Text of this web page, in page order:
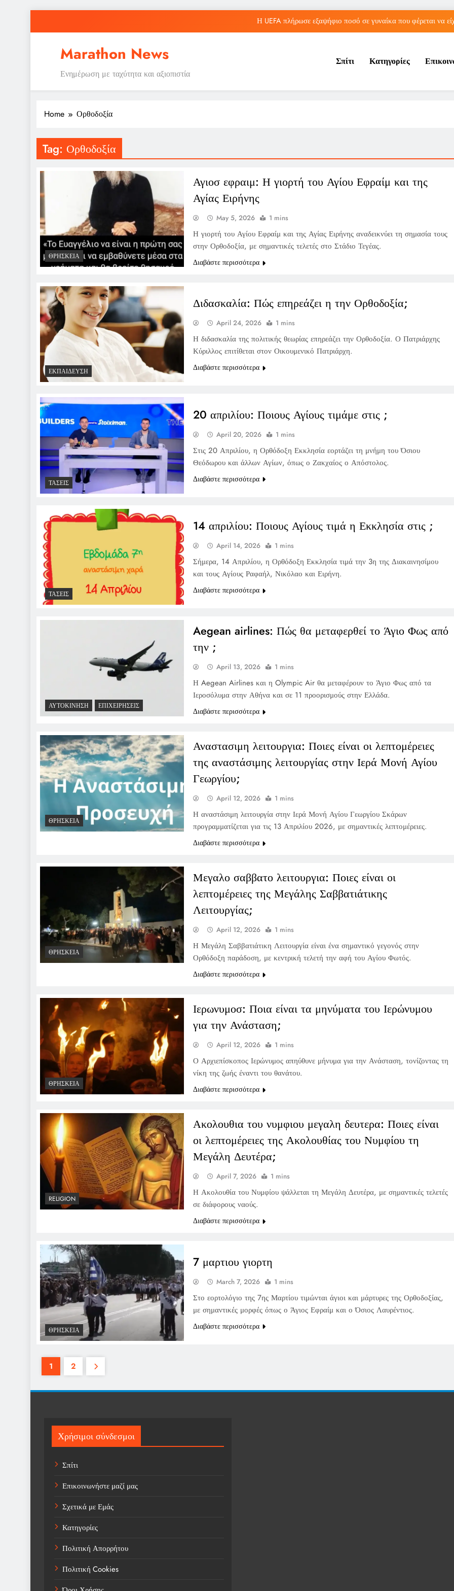
Η UEFA πλήρωσε εξαψήφιο ποσό σε γυναίκα που φέρεται να
Η μπάλα του «χέρι του Θεού» του
Η UEFA πλήρωσε εξαψήφιο ποσό σε γυναίκα που φέρεται να
Marathon News
Ενημέρωση με ταχύτητα και αξιοπιστία
Σπίτι Κατηγορίες
Home Ορθοδοξία
Tag: Ορθοδοξία
ΘΡΗΣΚΕΊΑ
Αγιοσ εφραιμ: Η γιορτή του Αγίου Εφραίμ και της
Αγίας Ειρήνης
May 5, 2026 1 mins
Η γιορτή του Αγίου Εφραίμ και της Αγίας Ειρήνης αναδεικνύει τη σημασία τους
στην Ορθοδοξία, με σημαντικές τελετές στο Στάδιο Τεγέας.
Διαβάστε περισσότερα
ΕΚΠΑΊΔΕΥΣΗ
Διδασκαλία: Πώς επηρεάζει η την Ορθοδοξία;
April 24, 2026 1 mins
Η διδασκαλία της πολιτικής θεωρίας επηρεάζει την Ορθοδοξία. Ο Πατριάρχης
Κύριλλος επιτίθεται στον Οικουμενικό Πατριάρχη.
Διαβάστε περισσότερα
ΤΆΣΕΙΣ
20 απριλίου: Ποιους Αγίους τιμάμε στις ;
April 20, 2026 1 mins
Στις 20 Απριλίου, η Ορθόδοξη Εκκλησία εορτάζει τη μνήμη του Όσιου
Θεόδωρου και άλλων Αγίων, όπως ο Ζακχαίος ο Απόστολος.
Διαβάστε περισσότερα
ΤΆΣΕΙΣ
14 απριλίου: Ποιους Αγίους τιμά η Εκκλησία στις ;
April 14, 2026 1 mins
Σήμερα, 14 Απριλίου, η Ορθόδοξη Εκκλησία τιμά την 3η της Διακαινησίμου
και τους Αγίους Ραφαήλ, Νικόλαο και Ειρήνη.
Διαβάστε περισσότερα
ΑΥΤΟΚΊΝΗΣΗ ΕΠΙΧΕΙΡΉΣΕΙΣ
Aegean airlines: Πώς θα μεταφερθεί το Άγιο Φως από
την ;
April 13, 2026 1 mins
Η Aegean Airlines και η Olympic Air θα μεταφέρουν το Άγιο Φως από τα
Ιεροσόλυμα στην Αθήνα και σε 11 προορισμούς στην Ελλάδα.
Διαβάστε περισσότερα
ΘΡΗΣΚΕΊΑ
Αναστασιμη λειτουργια: Ποιες είναι οι λεπτομέρειες
της αναστάσιμης λειτουργίας στην Ιερά Μονή Αγίου
Γεωργίου;
April 12, 2026 1 mins
Η αναστάσιμη λειτουργία στην Ιερά Μονή Αγίου Γεωργίου Σκάρων
προγραμματίζεται για τις 13 Απριλίου 2026, με σημαντικές λεπτομέρειες.
Διαβάστε περισσότερα
ΘΡΗΣΚΕΊΑ
Μεγαλο σαββατο λειτουργια: Ποιες είναι οι
λεπτομέρειες της Μεγάλης Σαββατιάτικης
Λειτουργίας;
April 12, 2026 1 mins
Η Μεγάλη Σαββατιάτικη Λειτουργία είναι ένα σημαντικό γεγονός στην
Ορθόδοξη παράδοση, με κεντρική τελετή την αφή του Αγίου Φωτός.
Διαβάστε περισσότερα
ΘΡΗΣΚΕΊΑ
Ιερωνυμοσ: Ποια είναι τα μηνύματα του Ιερώνυμου
για την Ανάσταση;
April 12, 2026 1 mins
Ο Αρχιεπίσκοπος Ιερώνυμος απηύθυνε μήνυμα για την Ανάσταση, τονίζοντας τη
νίκη της ζωής έναντι του θανάτου.
Διαβάστε περισσότερα
RELIGION
Ακολουθια του νυμφιου μεγαλη δευτερα: Ποιες είναι
οι λεπτομέρειες της Ακολουθίας του Νυμφίου τη
Μεγάλη Δευτέρα;
April 7, 2026 1 mins
Η Ακολουθία του Νυμφίου ψάλλεται τη Μεγάλη Δευτέρα, με σημαντικές τελετές
σε διάφορους ναούς.
Διαβάστε περισσότερα
ΘΡΗΣΚΕΊΑ
7 μαρτιου γιορτη
March 7, 2026 1 mins
Στο εορτολόγιο της 7ης Μαρτίου τιμώνται άγιοι και μάρτυρες της Ορθοδοξίας,
με σημαντικές μορφές όπως ο Άγιος Εφραίμ και ο Όσιος Λαυρέντιος.
Διαβάστε περισσότερα
1 2
Χρήσιμοι σύνδεσμοι
Σπίτι
Επικοινωνήστε μαζί μας
Σχετικά με Εμάς
Κατηγορίες
Πολιτική Απορρήτου
Πολιτική Cookies